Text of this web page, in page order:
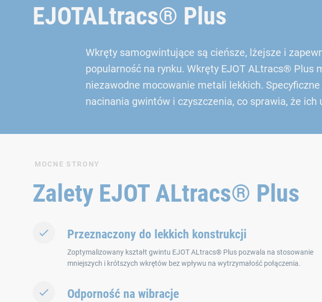
EJOTALtracs® Plus
Wkręty samogwintujące są cieńsze, lżejsze i
popularność na rynku. Wkręty EJOT ALtracs®
niezawodne mocowanie metali lekkich.
nacinania gwintów i czyszczenia, co sprawia, że ich
MOCNE STRONY
Zalety EJOT ALtracs® Plus
Przeznaczony do lekkich konstrukcji
Zoptymalizowany kształt gwintu EJOT ALtracs® Plus pozwala na stosowanie
mniejszych i krótszych wkrętów bez wpływu na wytrzymałość połączenia.
Odporność na wibracje